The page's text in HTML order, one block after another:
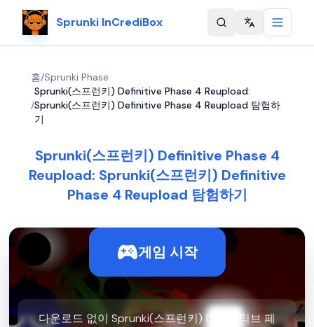
Sprunki InCrediBox Change
홈/Sprunki Phase
/
Sprunki(스프런키) Definitive Phase 4 Reupload:
Sprunki(스프런키) Definitive Phase 4 Reupload 탐험하
기
Sprunki(스프런키) Definitive Phase 4
Reupload: Sprunki(스프런키) Definitive
Phase 4 Reupload 탐험하기
게임 시작
다운로드 없이 Sprunki(스프런키) 디피니티브 페